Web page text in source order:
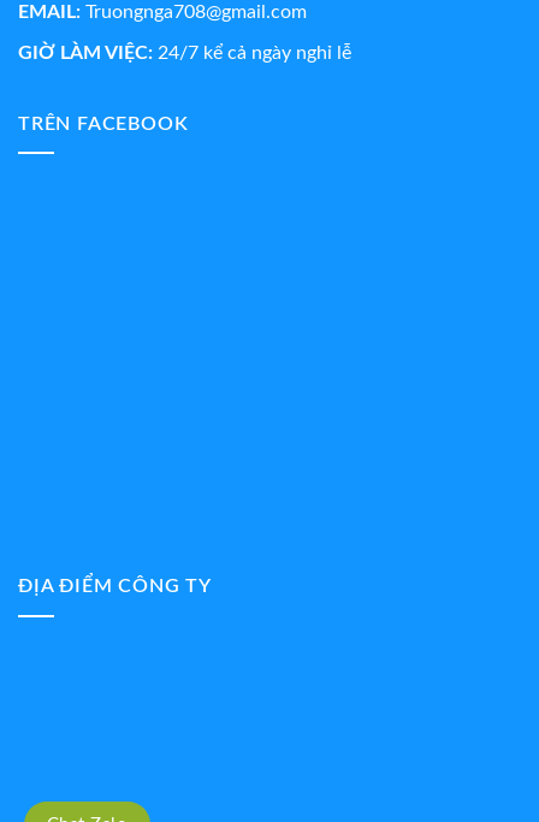
EMAIL: Truongnga708@gmail.com
GIỜ LÀM VIỆC: 24/7 kể cả ngày nghỉ lễ
TRÊN FACEBOOK
ĐỊA ĐIỂM CÔNG TY